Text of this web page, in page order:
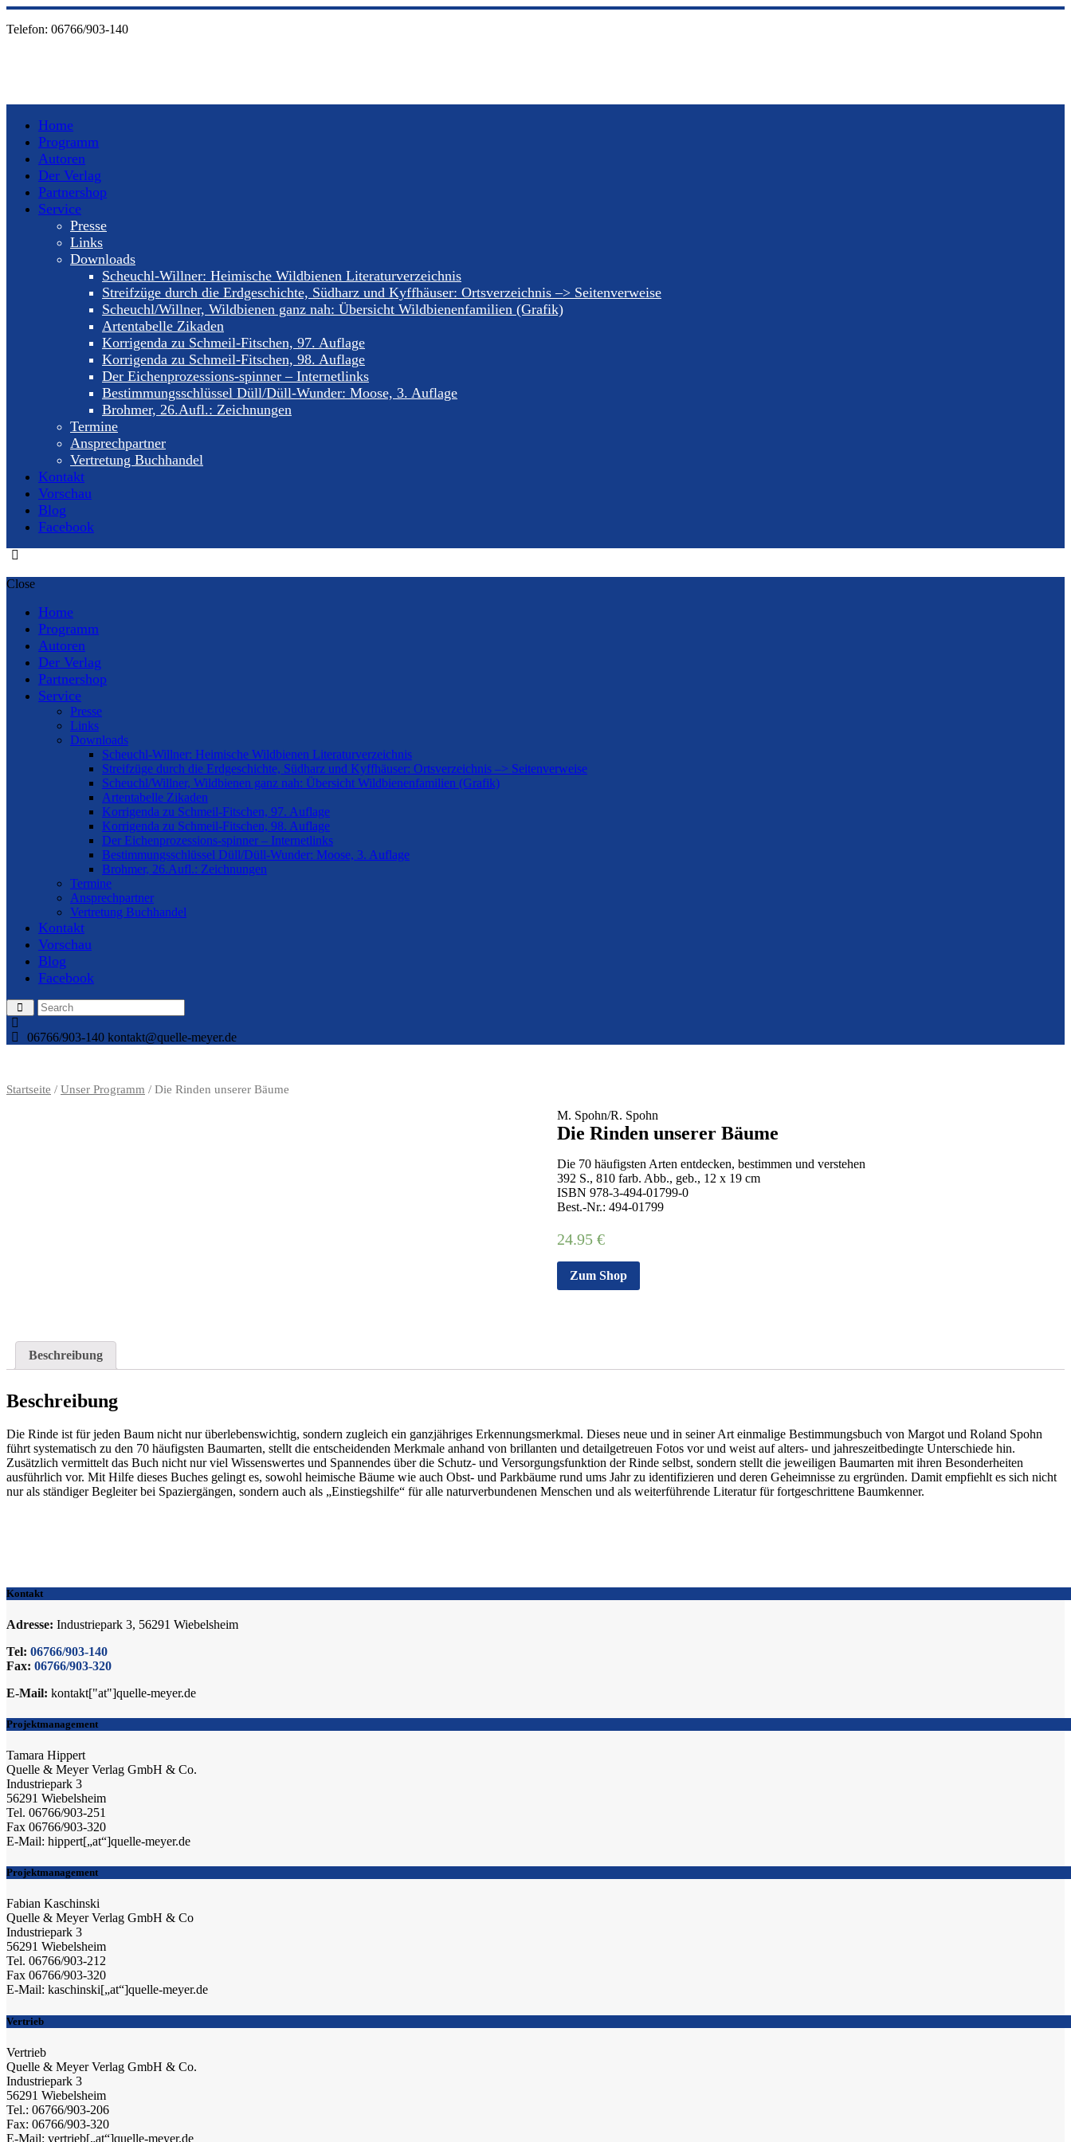
Telefon: 06766/903-140
Home
Programm
Autoren
Der Verlag
Partnershop
Service
Presse
Links
Downloads
Scheuchl-Willner: Heimische Wildbienen Literaturverzeichnis
Streifzüge durch die Erdgeschichte, Südharz und Kyffhäuser: Ortsverzeichnis –> Seitenverweise
Scheuchl/Willner, Wildbienen ganz nah: Übersicht Wildbienenfamilien (Grafik)
Artentabelle Zikaden
Korrigenda zu Schmeil-Fitschen, 97. Auflage
Korrigenda zu Schmeil-Fitschen, 98. Auflage
Der Eichenprozessions-spinner – Internetlinks
Bestimmungsschlüssel Düll/Düll-Wunder: Moose, 3. Auflage
Brohmer, 26.Aufl.: Zeichnungen
Termine
Ansprechpartner
Vertretung Buchhandel
Kontakt
Vorschau
Blog
Facebook
Close
Home
Programm
Autoren
Der Verlag
Partnershop
Service
Presse
Links
Downloads
Scheuchl-Willner: Heimische Wildbienen Literaturverzeichnis
Streifzüge durch die Erdgeschichte, Südharz und Kyffhäuser: Ortsverzeichnis –> Seitenverweise
Scheuchl/Willner, Wildbienen ganz nah: Übersicht Wildbienenfamilien (Grafik)
Artentabelle Zikaden
Korrigenda zu Schmeil-Fitschen, 97. Auflage
Korrigenda zu Schmeil-Fitschen, 98. Auflage
Der Eichenprozessions-spinner – Internetlinks
Bestimmungsschlüssel Düll/Düll-Wunder: Moose, 3. Auflage
Brohmer, 26.Aufl.: Zeichnungen
Termine
Ansprechpartner
Vertretung Buchhandel
Kontakt
Vorschau
Blog
Facebook
06766/903-140 kontakt@quelle-meyer.de
Startseite / Unser Programm / Die Rinden unserer Bäume
M. Spohn/R. Spohn
Die Rinden unserer Bäume
Die 70 häufigsten Arten entdecken, bestimmen und verstehen
392 S., 810 farb. Abb., geb., 12 x 19 cm
ISBN 978-3-494-01799-0
Best.-Nr.: 494-01799
24.95 €
Zum Shop
Beschreibung
Beschreibung
Die Rinde ist für jeden Baum nicht nur überlebenswichtig, sondern zugleich ein ganzjähriges Erkennungsmerkmal. Dieses neue und in seiner Art einmalige Bestimmungsbuch von Margot und Roland Spohn
führt systematisch zu den 70 häufigsten Baumarten, stellt die entscheidenden Merkmale anhand von brillanten und detailgetreuen Fotos vor und weist auf alters- und jahreszeitbedingte Unterschiede hin.
Zusätzlich vermittelt das Buch nicht nur viel Wissenswertes und Spannendes über die Schutz- und Versorgungsfunktion der Rinde selbst, sondern stellt die jeweiligen Baumarten mit ihren Besonderheiten
ausführlich vor. Mit Hilfe dieses Buches gelingt es, sowohl heimische Bäume wie auch Obst- und Parkbäume rund ums Jahr zu identifizieren und deren Geheimnisse zu ergründen. Damit empfiehlt es sich nicht
nur als ständiger Begleiter bei Spaziergängen, sondern auch als „Einstiegshilfe“ für alle naturverbundenen Menschen und als weiterführende Literatur für fortgeschrittene Baumkenner.
Kontakt
Adresse: Industriepark 3, 56291 Wiebelsheim
Tel: 06766/903-140
Fax: 06766/903-320
E-Mail: kontakt["at"]quelle-meyer.de
Projektmanagement
Tamara Hippert
Quelle & Meyer Verlag GmbH & Co.
Industriepark 3
56291 Wiebelsheim
Tel. 06766/903-251
Fax 06766/903-320
E-Mail: hippert[„at“]quelle-meyer.de
Projektmanagement
Fabian Kaschinski
Quelle & Meyer Verlag GmbH & Co
Industriepark 3
56291 Wiebelsheim
Tel. 06766/903-212
Fax 06766/903-320
E-Mail: kaschinski[„at“]quelle-meyer.de
Vertrieb
Vertrieb
Quelle & Meyer Verlag GmbH & Co.
Industriepark 3
56291 Wiebelsheim
Tel.: 06766/903-206
Fax: 06766/903-320
E-Mail: vertrieb[„at“]quelle-meyer.de